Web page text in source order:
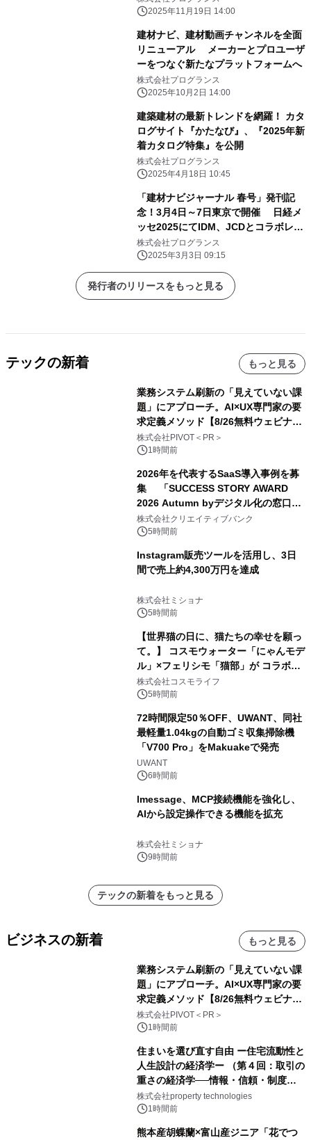
2025年11月19日 14:00
建材ナビ、建材動画チャンネルを全面
リニューアル メーカーとプロユーザ
ーをつなぐ新たなプラットフォームへ
株式会社プログランス
2025年10月2日 14:00
建築建材の最新トレンドを網羅！ カタ
ログサイト『かたなび』、『2025年新
着カタログ特集』を公開
株式会社プログランス
2025年4月18日 10:45
「建材ナビジャーナル 春号」発刊記
念！3月4日～7日東京で開催 日経メ
ッセ2025にてIDM、JCDとコラボレー
ションを展開
株式会社プログランス
2025年3月3日 09:15
発行者のリリースをもっと見る
テックの新着 もっと見る
業務システム刷新の「見えていない課
題」にアプローチ。AI×UX専門家の要
求定義メソッド【8/26無料ウェビナ
ー】株式会社PIVOT
株式会社PIVOT＜PR＞
1時間前
2026年を代表するSaaS導入事例を募
集 「SUCCESS STORY AWARD
2026 Autumn byデジタル化の窓口」
開催
株式会社クリエイティブバンク
5時間前
Instagram販売ツールを活用し、3日
間で売上約4,300万円を達成
株式会社ミショナ
5時間前
【世界猫の日に、猫たちの幸せを願っ
て。】 コスモウォーター「にゃんモデ
ル」×フェリシモ「猫部」が コラボキ
ャンペーンを実施
株式会社コスモライフ
5時間前
72時間限定50％OFF、UWANT、同社
最軽量1.04kgの自動ゴミ収集掃除機
「V700 Pro」をMakuakeで発売
UWANT
6時間前
lmessage、MCP接続機能を強化し、
AIから設定操作できる機能を拡充
株式会社ミショナ
9時間前
テックの新着をもっと見る
ビジネスの新着 もっと見る
業務システム刷新の「見えていない課
題」にアプローチ。AI×UX専門家の要
求定義メソッド【8/26無料ウェビナ
ー】株式会社PIVOT
株式会社PIVOT＜PR＞
1時間前
住まいを選び直す自由 ー住宅流動性と
人生設計の経済学ー （第４回：取引の
重さの経済学──情報・信頼・制度を
PropTechはどう組み替えるか）｜
PropTech-Lab
株式会社property technologies
1時間前
熊本産胡蝶蘭×富山産ジニア「花でつ